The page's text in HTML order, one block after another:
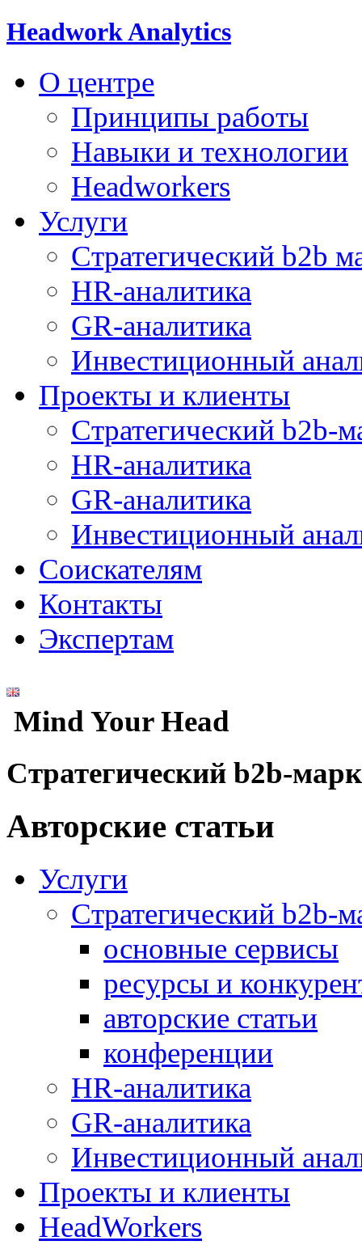
Headwork Analytics
О центре
Принципы работы
Навыки и технологии
Headworkers
Услуги
Стратегический b2b
HR-аналитика
GR-аналитика
Инвестиционный
Проекты и клиенты
Стратегический b2b-
HR-аналитика
GR-аналитика
Инвестиционный
Соискателям
Контакты
Экспертам
Mind Your Head
Стратегический b2b-
Авторские статьи
Услуги
Стратегический b2b-
основные сервисы
ресурсы и
авторские статьи
конференции
HR-аналитика
GR-аналитика
Инвестиционный
Проекты и клиенты
HeadWorkers